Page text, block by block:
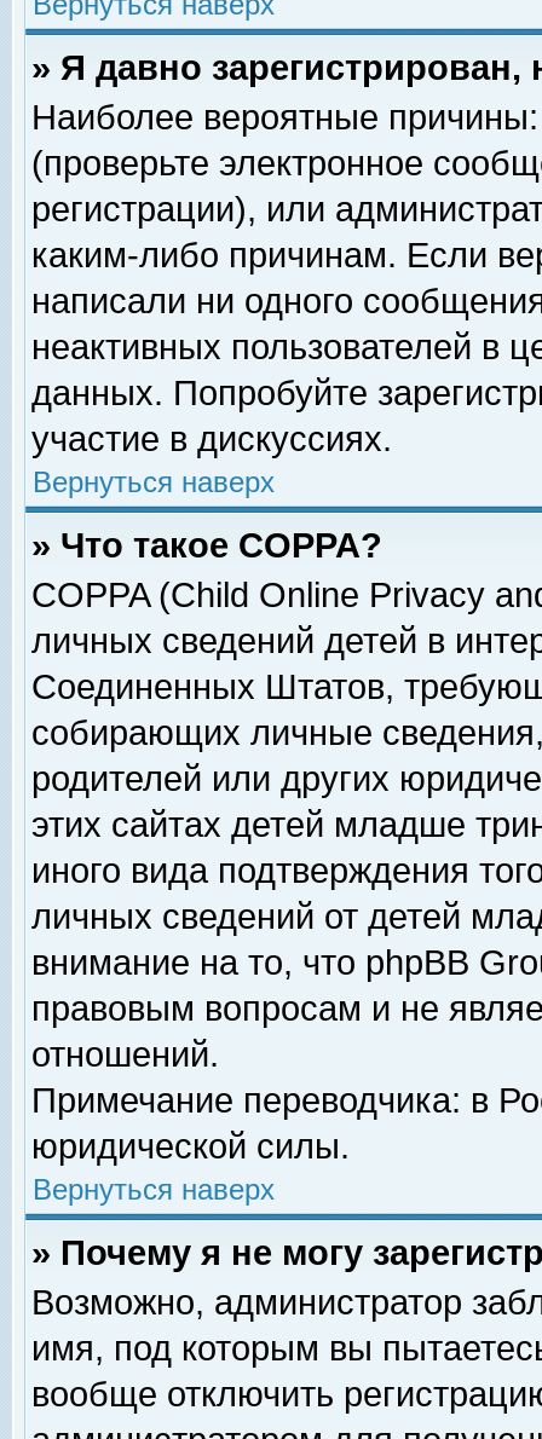
» Я давно
Наиболее вероятные
(проверьте электронное
регистрации), или
каким-либо причинам. Если
написали ни одного
неактивных пользователей в
данных. Попробуйте
участие в дискуссиях.
Вернуться наверх
» Что такое COPPA?
COPPA (Child Online Privacy
личных сведений детей в
Соединенных Штатов,
собирающих личные
родителей или других
этих сайтах детей младше
иного вида подтверждения
личных сведений от детей
внимание на то, что phpBB
правовым вопросам и не
отношений.
Примечание переводчика: в
юридической силы.
Вернуться наверх
» Почему я не могу
Возможно, администратор
имя, под которым вы
вообще отключить